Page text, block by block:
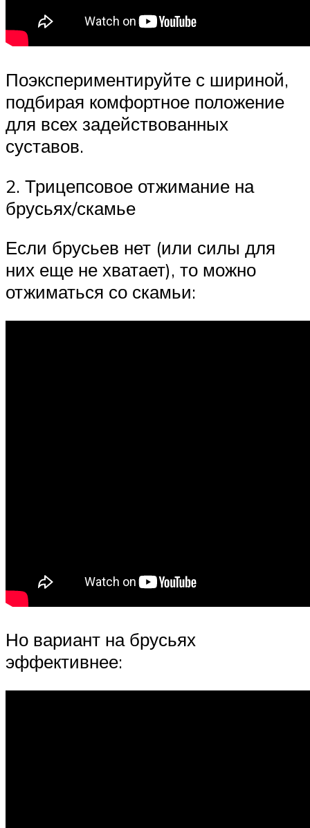
Поэкспериментируйте с шириной,
подбирая комфортное положение
для всех задействованных
суставов.
2. Трицепсовое отжимание на
брусьях/скамье
Если брусьев нет (или силы для
них еще не хватает), то можно
отжиматься со скамьи:
Но вариант на брусьях
эффективнее: